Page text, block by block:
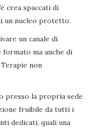
crea spaccati di
un nucleo protetto.
un canale di
formato ma anche di
non
presso la propria sede
fruibile da tutti i
dedicati, quali una